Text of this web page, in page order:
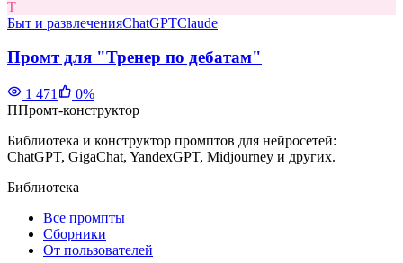
Т
Быт и развлеченияChatGPTClaude
Промт для "Тренер по дебатам"
1 471 0%
ППромт-конструктор
Библиотека и конструктор промптов для нейросетей:
ChatGPT, GigaChat, YandexGPT, Midjourney и других.
Библиотека
Все промпты
Сборники
От пользователей